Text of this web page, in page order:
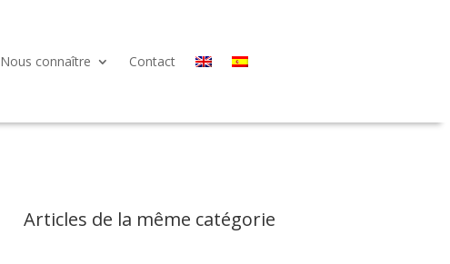
Nous connaître Contact
Articles de la même catégorie